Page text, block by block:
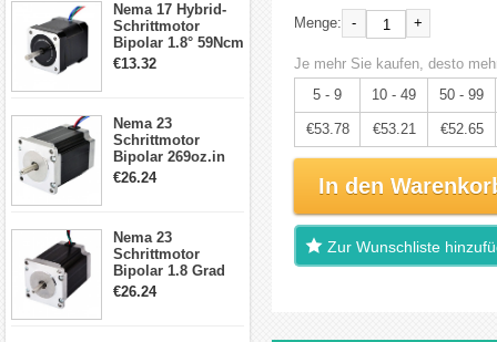
Schrittmotor
Nema 17 Hybrid-
Schrittmotor
Bipolar 1.8° 59Ncm
2A 4 Drähte mit 1m
€13.32
Nema 23
Schrittmotor
Bipolar 269oz.in
2,8A 57x57x76mm
€26.24
Nema 23
Schrittmotor
Bipolar 1.8 Grad
1.9Nm 3A 3.36V 4
€26.24
Menge: - +
Je mehr Sie kaufen, desto
5 - 9
10 - 49 50 - 99
€53.78 €53.21 €52.65
In den
Zur Wunschliste